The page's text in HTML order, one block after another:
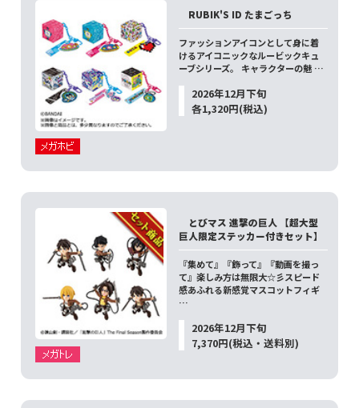
RUBIK'S ID たまごっち
ファッションアイコンとして身に着
けるアイコニックなルービックキュ
ーブシリーズ。 キャラクターの魅 …
2026年12月下旬
各1,320円(税込)
とびマス 進撃の巨人 【超大型
巨人限定ステッカー付きセット】
『集めて』『飾って』『動画を撮っ
て』楽しみ方は無限大☆彡スピード
感あふれる新感覚マスコットフィギ
…
2026年12月下旬
7,370円(税込・送料別)